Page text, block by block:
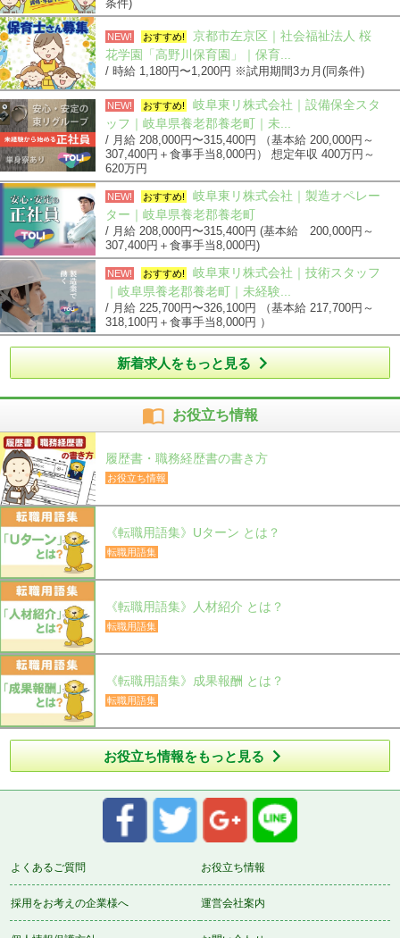
条件)
NEW! おすすめ!
京都市左京区｜社会福祉法人 桜
花学園「高野川保育園」｜保育...
/ 時給 1,180円〜1,200円 ※試用期間3カ月(同条件)
NEW! おすすめ!
岐阜東リ株式会社｜設備保全スタ
ッフ｜岐阜県養老郡養老町｜未...
/ 月給 208,000円〜315,400円 （基本給 200,000円～
307,400円＋食事手当8,000円） 想定年収 400万円～
620万円
NEW! おすすめ!
岐阜東リ株式会社｜製造オペレー
ター｜岐阜県養老郡養老町
/ 月給 208,000円〜315,400円 (基本給 200,000円～
307,400円＋食事手当8,000円)
NEW! おすすめ!
岐阜東リ株式会社｜技術スタッフ
｜岐阜県養老郡養老町｜未経験...
/ 月給 225,700円〜326,100円 （基本給 217,700円～
318,100円＋食事手当8,000円 ）
新着求人をもっと見る
 お役立ち情報
履歴書・職務経歴書の書き方
お役立ち情報
《転職用語集》Uターン とは？
転職用語集
《転職用語集》人材紹介 とは？
転職用語集
《転職用語集》成果報酬 とは？
転職用語集
お役立ち情報をもっと見る
よくあるご質問 お役立ち情報
採用をお考えの企業様へ 運営会社案内